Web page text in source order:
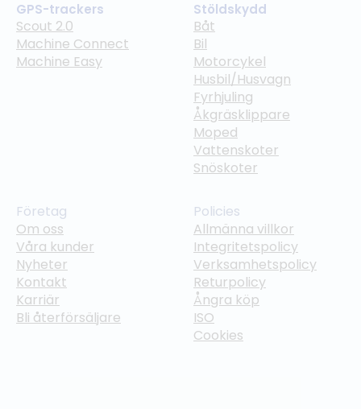
GPS-trackers
Scout 2.0
Machine Connect
Machine Easy
Stöldskydd
Båt
Bil
Motorcykel
Husbil/Husvagn
Fyrhjuling
Åkgräsklippare
Moped
Vattenskoter
Snöskoter
Företag
Om oss
Våra kunder
Nyheter
Kontakt
Karriär
Bli återförsäljare
Policies
Allmänna villkor
Integritetspolicy
Verksamhetspolicy
Returpolicy
Ångra köp
ISO
Cookies